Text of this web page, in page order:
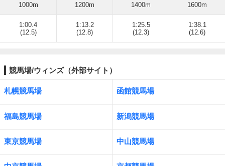
1000m 1200m 1400m 1600m
1:00.4
(12.5)
1:13.2
(12.8)
1:25.5
(12.3)
1:38.1
(12.6)
競馬場/ウィンズ（外部サイト）
札幌競馬場 函館競馬場
福島競馬場 新潟競馬場
東京競馬場 中山競馬場